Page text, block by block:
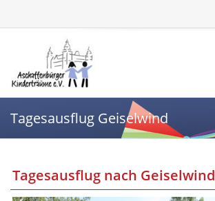
Tagesausflug Geiselwind
Tagesausflug nach Geiselwind